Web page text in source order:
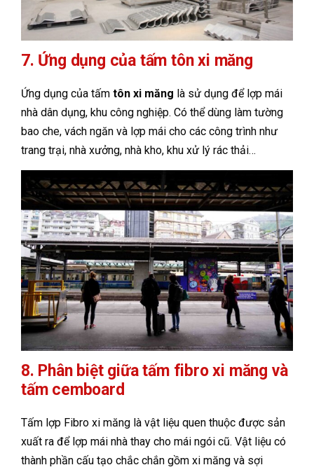
7. Ứng dụng của tấm tôn xi măng
Ứng dụng của tấm tôn xi măng là sử dụng để lợp mái
nhà dân dụng, khu công nghiệp. Có thể dùng làm tường
bao che, vách ngăn và lợp mái cho các công trình như
trang trại, nhà xưởng, nhà kho, khu xử lý rác thải…
8. Phân biệt giữa tấm fibro xi măng và
tấm cemboard
Tấm lợp Fibro xi măng là vật liệu quen thuộc được sản
xuất ra để lợp mái nhà thay cho mái ngói cũ. Vật liệu có
thành phần cấu tạo chắc chắn gồm xi măng và sợi